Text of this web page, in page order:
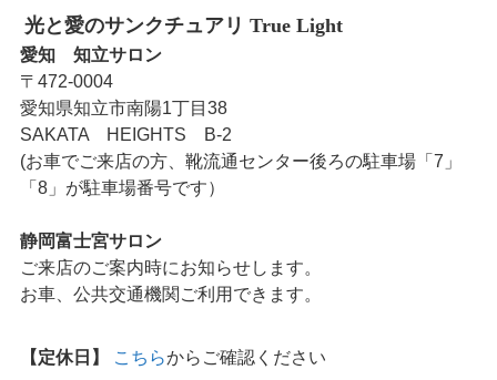
光と愛のサンクチュアリ True Light
愛知 知立サロン
〒472-0004
愛知県知立市南陽1丁目38
SAKATA HEIGHTS B-2
(お車でご来店の方、靴流通センター後ろの駐車場「7」
「8」が駐車場番号です）
静岡富士宮サロン
ご来店のご案内時にお知らせします。
お車、公共交通機関ご利用できます。
【定休日】 こちらからご確認ください